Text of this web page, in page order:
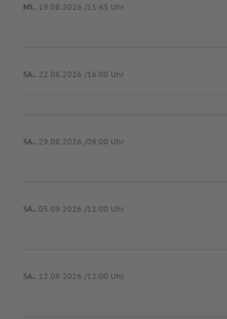
MI.. 19.08.2026 /15:45 Uhr
SA.. 22.08.2026 /16:00 Uhr
SA.. 29.08.2026 /09:00 Uhr
SA.. 05.09.2026 /12:00 Uhr
SA.. 12.09.2026 /12:00 Uhr